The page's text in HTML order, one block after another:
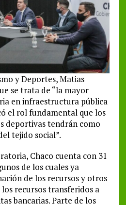
y Deportes, Matias
se trata de “la mayor
en infraestructura pública
el rol fundamental que los
deportivas tendrán como
tejido social”.
Chaco cuenta con 31
de los cuales ya
de los recursos y otros
recursos transferidos a
bancarias. Parte de los